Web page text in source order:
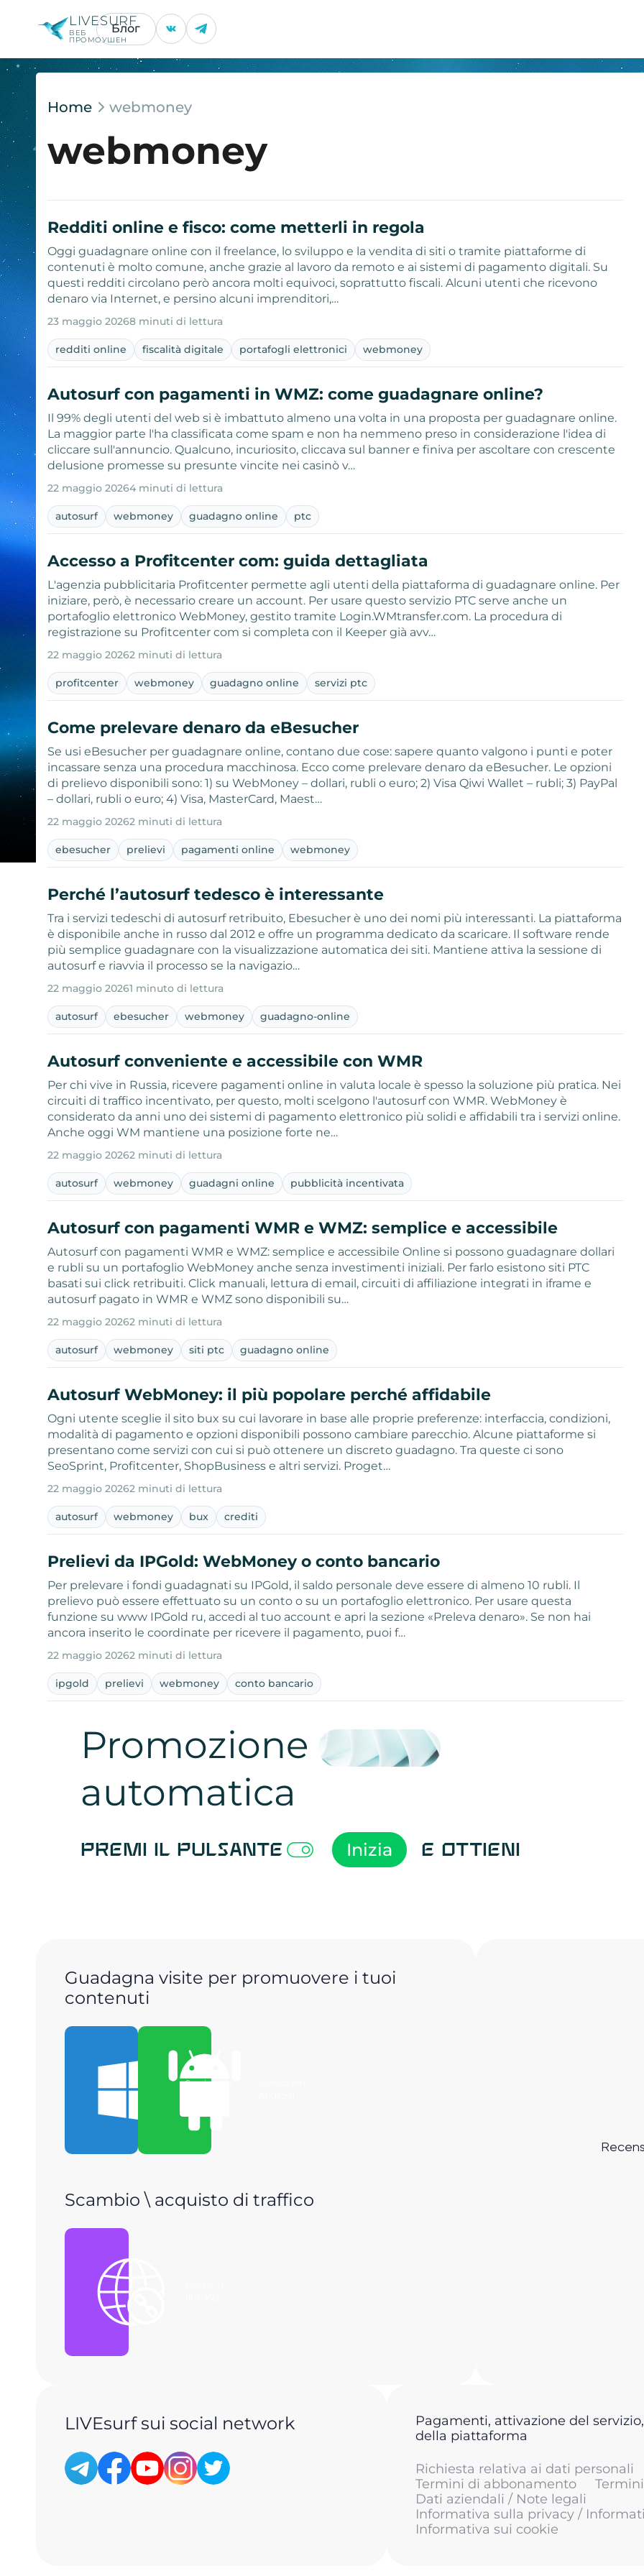
LIVESURF
ВЕБ
ПРОМОУШЕН
Блог
Home webmoney
webmoney
Redditi online e fisco: come metterli in regola
Oggi guadagnare online con il freelance, lo sviluppo e la vendita di siti o tramite piattaforme di
contenuti è molto comune, anche grazie al lavoro da remoto e ai sistemi di pagamento digitali. Su
questi redditi circolano però ancora molti equivoci, soprattutto fiscali. Alcuni utenti che ricevono
denaro via Internet, e persino alcuni imprenditori,…
23 maggio 20268 minuti di lettura
redditi online fiscalità digitale portafogli elettronici webmoney
Autosurf con pagamenti in WMZ: come guadagnare online?
Il 99% degli utenti del web si è imbattuto almeno una volta in una proposta per guadagnare online.
La maggior parte l'ha classificata come spam e non ha nemmeno preso in considerazione l'idea di
cliccare sull'annuncio. Qualcuno, incuriosito, cliccava sul banner e finiva per ascoltare con crescente
delusione promesse su presunte vincite nei casinò v…
22 maggio 20264 minuti di lettura
autosurf webmoney guadagno online ptc
Accesso a Profitcenter com: guida dettagliata
L'agenzia pubblicitaria Profitcenter permette agli utenti della piattaforma di guadagnare online. Per
iniziare, però, è necessario creare un account. Per usare questo servizio PTC serve anche un
portafoglio elettronico WebMoney, gestito tramite Login.WMtransfer.com. La procedura di
registrazione su Profitcenter com si completa con il Keeper già avv…
22 maggio 20262 minuti di lettura
profitcenter webmoney guadagno online servizi ptc
Come prelevare denaro da eBesucher
Se usi eBesucher per guadagnare online, contano due cose: sapere quanto valgono i punti e poter
incassare senza una procedura macchinosa. Ecco come prelevare denaro da eBesucher. Le opzioni
di prelievo disponibili sono: 1) su WebMoney – dollari, rubli o euro; 2) Visa Qiwi Wallet – rubli; 3) PayPal
– dollari, rubli o euro; 4) Visa, MasterCard, Maest…
22 maggio 20262 minuti di lettura
ebesucher prelievi pagamenti online webmoney
Perché l’autosurf tedesco è interessante
Tra i servizi tedeschi di autosurf retribuito, Ebesucher è uno dei nomi più interessanti. La piattaforma
è disponibile anche in russo dal 2012 e offre un programma dedicato da scaricare. Il software rende
più semplice guadagnare con la visualizzazione automatica dei siti. Mantiene attiva la sessione di
autosurf e riavvia il processo se la navigazio…
22 maggio 20261 minuto di lettura
autosurf ebesucher webmoney guadagno-online
Autosurf conveniente e accessibile con WMR
Per chi vive in Russia, ricevere pagamenti online in valuta locale è spesso la soluzione più pratica. Nei
circuiti di traffico incentivato, per questo, molti scelgono l'autosurf con WMR. WebMoney è
considerato da anni uno dei sistemi di pagamento elettronico più solidi e affidabili tra i servizi online.
Anche oggi WM mantiene una posizione forte ne…
22 maggio 20262 minuti di lettura
autosurf webmoney guadagni online pubblicità incentivata
Autosurf con pagamenti WMR e WMZ: semplice e accessibile
Autosurf con pagamenti WMR e WMZ: semplice e accessibile Online si possono guadagnare dollari
e rubli su un portafoglio WebMoney anche senza investimenti iniziali. Per farlo esistono siti PTC
basati sui click retribuiti. Click manuali, lettura di email, circuiti di affiliazione integrati in iframe e
autosurf pagato in WMR e WMZ sono disponibili su…
22 maggio 20262 minuti di lettura
autosurf webmoney siti ptc guadagno online
Autosurf WebMoney: il più popolare perché affidabile
Ogni utente sceglie il sito bux su cui lavorare in base alle proprie preferenze: interfaccia, condizioni,
modalità di pagamento e opzioni disponibili possono cambiare parecchio. Alcune piattaforme si
presentano come servizi con cui si può ottenere un discreto guadagno. Tra queste ci sono
SeoSprint, Profitcenter, ShopBusiness e altri servizi. Proget…
22 maggio 20262 minuti di lettura
autosurf webmoney bux crediti
Prelievi da IPGold: WebMoney o conto bancario
Per prelevare i fondi guadagnati su IPGold, il saldo personale deve essere di almeno 10 rubli. Il
prelievo può essere effettuato su un conto o su un portafoglio elettronico. Per usare questa
funzione su www IPGold ru, accedi al tuo account e apri la sezione «Preleva denaro». Se non hai
ancora inserito le coordinate per ricevere il pagamento, puoi f…
22 maggio 20262 minuti di lettura
ipgold prelievi webmoney conto bancario
Promozione
automatica
Premi il pulsante Inizia e ottieni
Guadagna visite per promuovere i tuoi
contenuti
Scarica per
Scambio \ acquisto di traffico
LIVEsurf sui social network
Pagamenti, attivazione del
della piattaforma
Richiesta relativa ai dati personali
Termini di abbonamento
Dati aziendali / Note legali
Informativa sulla privacy /
Informativa sui cookie